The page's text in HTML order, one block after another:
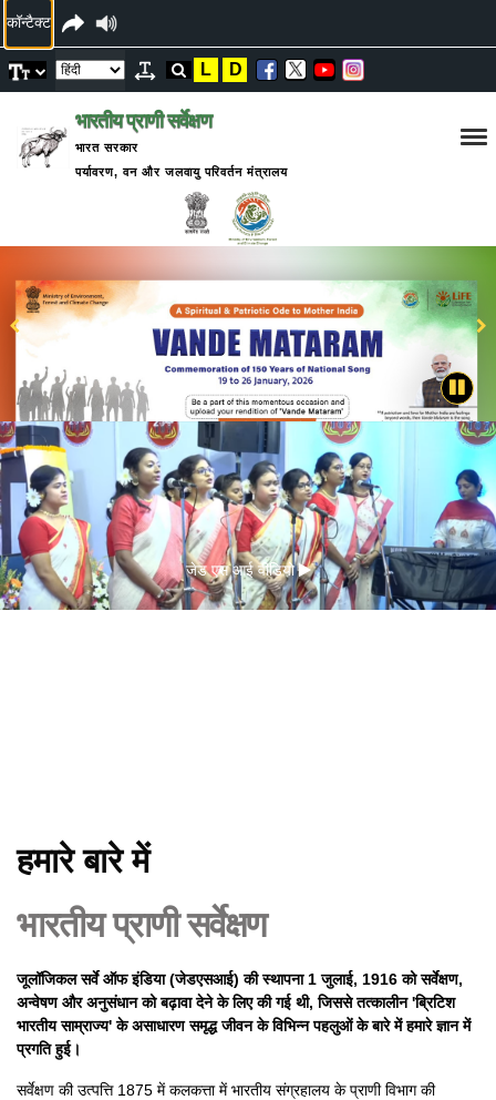
कॉन्टैक्ट
L D
भारतीय प्राणी सर्वेक्षण
भारत सरकार
पर्यावरण, वन और जलवायु परिवर्तन मंत्रालय
2025
जेड एस आई वीडियो
हमारे बारे में
भारतीय प्राणी सर्वेक्षण
जूलॉजिकल सर्वे ऑफ इंडिया (जेडएसआई) की स्थापना 1 जुलाई, 1916 को सर्वेक्षण,
अन्वेषण और अनुसंधान को बढ़ावा देने के लिए की गई थी, जिससे तत्कालीन 'ब्रिटिश
भारतीय साम्राज्य' के असाधारण समृद्ध जीवन के विभिन्न पहलुओं के बारे में हमारे ज्ञान में
प्रगति हुई।
सर्वेक्षण की उत्पत्ति 1875 में कलकत्ता में भारतीय संग्रहालय के प्राणी विभाग की